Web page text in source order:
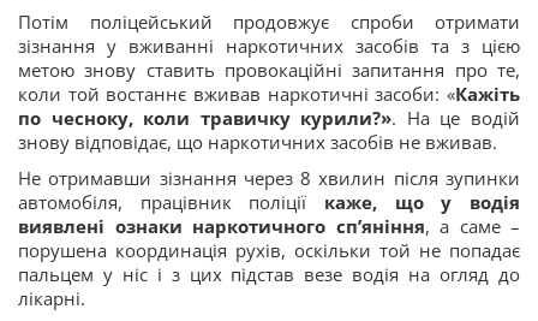
Потім поліцейський продовжує спроби отримати
зізнання у вживанні наркотичних засобів та з цією
метою знову ставить провокаційні запитання про те,
коли той востаннє вживав наркотичні засоби: «Кажіть
по чесноку, коли травичку курили?». На це водій
знову відповідає, що наркотичних засобів не вживав.
Не отримавши зізнання через 8 хвилин після зупинки
автомобіля, працівник поліції каже, що у водія
виявлені ознаки наркотичного сп’яніння, а саме –
порушена координація рухів, оскільки той не попадає
пальцем у ніс і з цих підстав везе водія на огляд до
лікарні.